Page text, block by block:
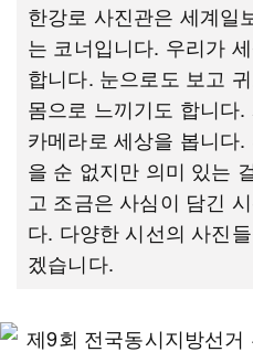
한강로 사진관은 세계일
는 코너입니다. 우리가
합니다. 눈으로도 보고
몸으로 느끼기도 합니다
카메라로 세상을 봅니다
을 순 없지만 의미 있는
고 조금은 사심이 담긴
다. 다양한 시선의 사진
겠습니다.